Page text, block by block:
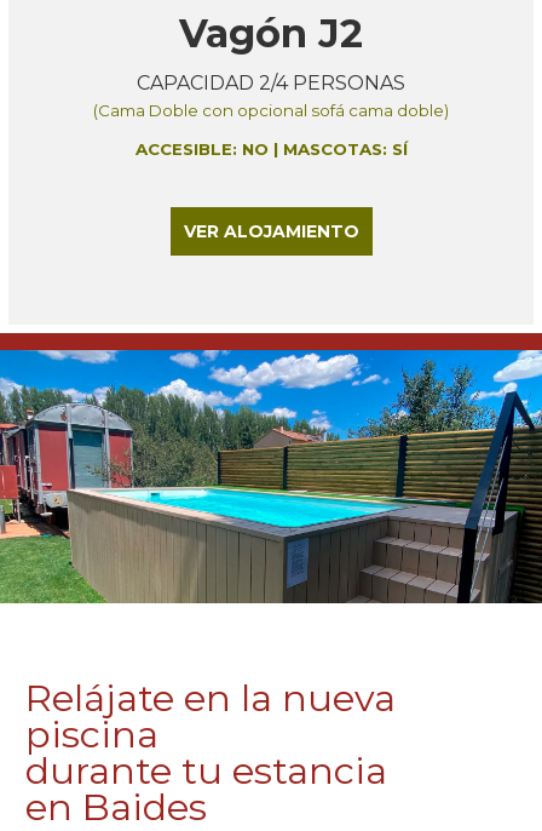
Vagón J2
CAPACIDAD 2/4 PERSONAS
(Cama Doble con opcional sofá cama doble)
ACCESIBLE: NO | MASCOTAS: SÍ
VER ALOJAMIENTO
Relájate en la nueva
piscina
durante tu estancia
en Baides